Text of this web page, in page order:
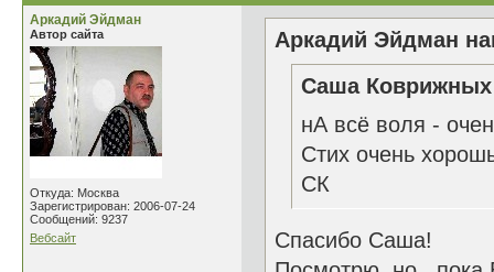
Аркадий Эйдман
Автор сайта
Откуда: Москва
Зарегистрирован: 2006-07-24
Сообщений: 9237
Вебсайт
Аркадий Эйдман
Саша Коврижных
нА всё воля -
Стих очень
СК
Спасибо Саша!